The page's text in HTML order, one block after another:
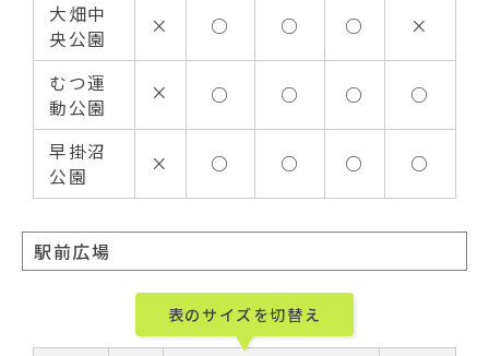
大畑中
央公園
× ○ ○ ○ ×
むつ運
動公園
× ○ ○ ○ ○
早掛沼
公園
× ○ ○ ○ ○
駅前広場
表のサイズを切替え